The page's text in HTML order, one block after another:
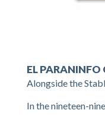
EL PARANINFO
Alongside the
In the nineteen-